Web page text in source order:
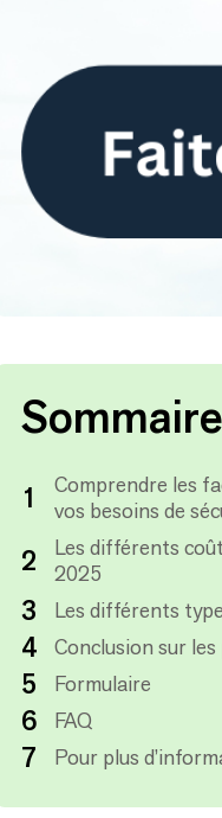
Sommaire
Comprendre les
vos besoins de
Les différents
2025
Les différents
Conclusion sur
Formulaire
FAQ
Pour plus